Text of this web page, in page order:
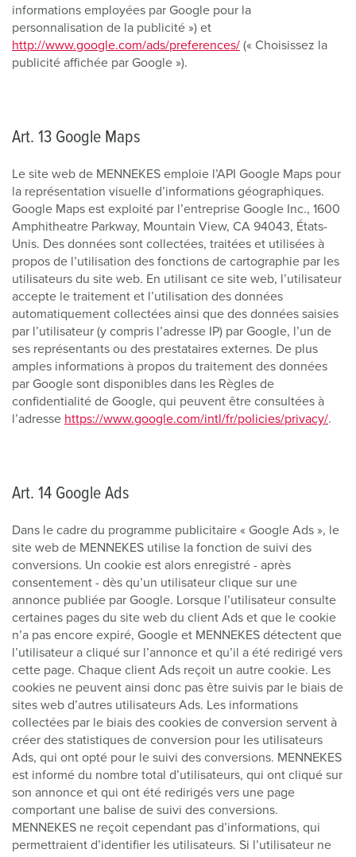
informations employées par Google pour la
personnalisation de la publicité ») et
http://www.google.com/ads/preferences/ (« Choisissez la
publicité affichée par Google »).
Art. 13 Google Maps
Le site web de MENNEKES emploie l’API Google Maps pour
la représentation visuelle d’informations géographiques.
Google Maps est exploité par l’entreprise Google Inc., 1600
Amphitheatre Parkway, Mountain View, CA 94043, États-
Unis. Des données sont collectées, traitées et utilisées à
propos de l’utilisation des fonctions de cartographie par les
utilisateurs du site web. En utilisant ce site web, l’utilisateur
accepte le traitement et l’utilisation des données
automatiquement collectées ainsi que des données saisies
par l’utilisateur (y compris l’adresse IP) par Google, l’un de
ses représentants ou des prestataires externes. De plus
amples informations à propos du traitement des données
par Google sont disponibles dans les Règles de
confidentialité de Google, qui peuvent être consultées à
l’adresse https://www.google.com/intl/fr/policies/privacy/.
Art. 14 Google Ads
Dans le cadre du programme publicitaire « Google Ads », le
site web de MENNEKES utilise la fonction de suivi des
conversions. Un cookie est alors enregistré - après
consentement - dès qu’un utilisateur clique sur une
annonce publiée par Google. Lorsque l’utilisateur consulte
certaines pages du site web du client Ads et que le cookie
n’a pas encore expiré, Google et MENNEKES détectent que
l’utilisateur a cliqué sur l’annonce et qu’il a été redirigé vers
cette page. Chaque client Ads reçoit un autre cookie. Les
cookies ne peuvent ainsi donc pas être suivis par le biais de
sites web d’autres utilisateurs Ads. Les informations
collectées par le biais des cookies de conversion servent à
créer des statistiques de conversion pour les utilisateurs
Ads, qui ont opté pour le suivi des conversions. MENNEKES
est informé du nombre total d’utilisateurs, qui ont cliqué sur
son annonce et qui ont été redirigés vers une page
comportant une balise de suivi des conversions.
MENNEKES ne reçoit cependant pas d’informations, qui
permettraient d’identifier les utilisateurs. Si l’utilisateur ne